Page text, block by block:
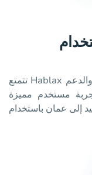
تتمتع Hablax بسمعة مميزة بفضل خدماتنا عالية الجودة والدعم
مستخدم مميزة